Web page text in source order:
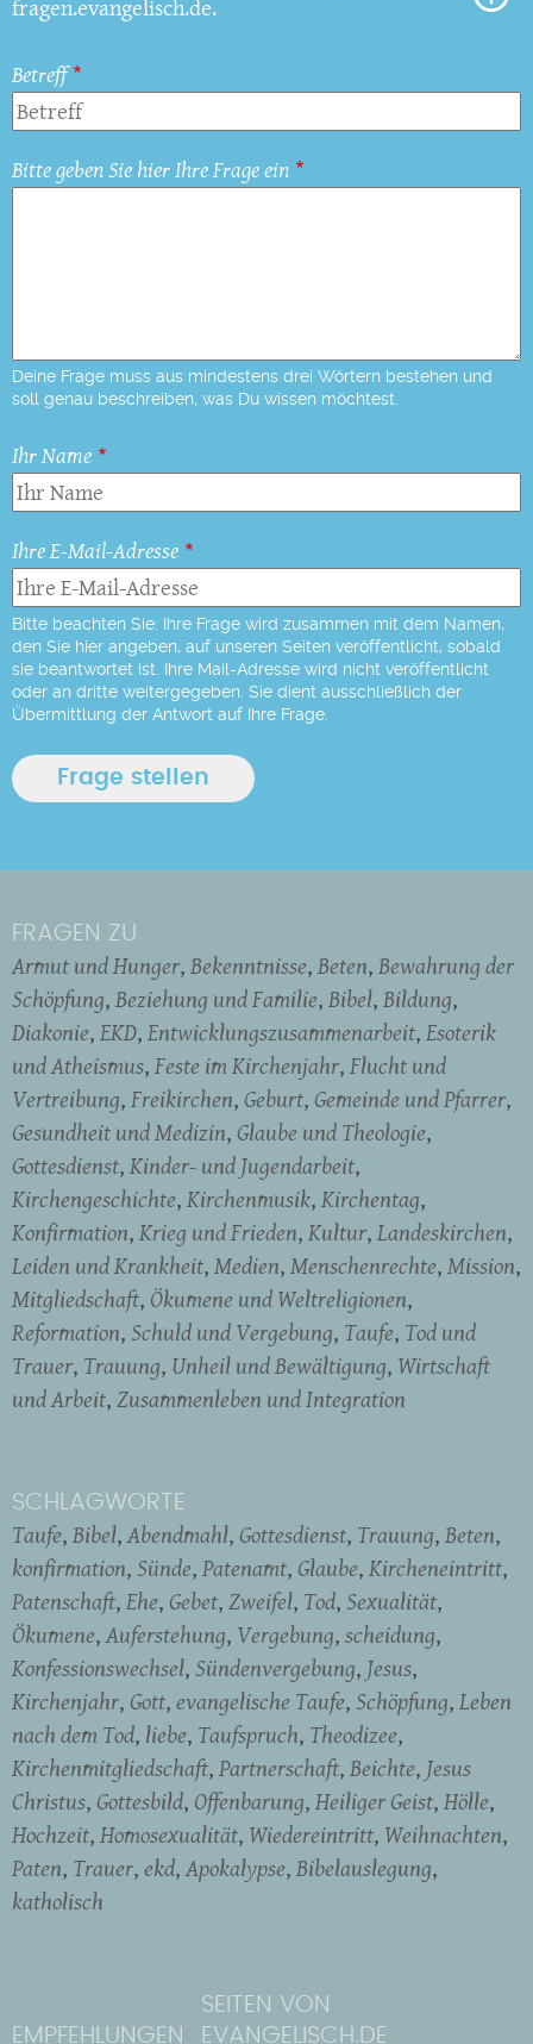
fragen.evangelisch.de.
Betreff
Bitte geben Sie hier Ihre Frage ein
Deine Frage muss aus mindestens drei Wörtern bestehen und
soll genau beschreiben, was Du wissen möchtest.
Ihr Name
Ihre E-Mail-Adresse
Bitte beachten Sie: Ihre Frage wird zusammen mit dem Namen,
den Sie hier angeben, auf unseren Seiten veröffentlicht, sobald
sie beantwortet ist. Ihre Mail-Adresse wird nicht veröffentlicht
oder an dritte weitergegeben. Sie dient ausschließlich der
Übermittlung der Antwort auf Ihre Frage.
FRAGEN ZU
Armut und Hunger Bekenntnisse Beten Bewahrung der
Schöpfung Beziehung und Familie Bibel Bildung
Diakonie EKD Entwicklungszusammenarbeit Esoterik
und Atheismus Feste im Kirchenjahr Flucht und
Vertreibung Freikirchen Geburt Gemeinde und Pfarrer
Gesundheit und Medizin Glaube und Theologie
Gottesdienst Kinder- und Jugendarbeit
Kirchengeschichte Kirchenmusik Kirchentag
Konfirmation Krieg und Frieden Kultur Landeskirchen
Leiden und Krankheit Medien Menschenrechte Mission
Mitgliedschaft Ökumene und Weltreligionen
Reformation Schuld und Vergebung Taufe Tod und
Trauer Trauung Unheil und Bewältigung Wirtschaft
und Arbeit Zusammenleben und Integration
SCHLAGWORTE
Taufe Bibel Abendmahl Gottesdienst Trauung Beten
konfirmation Sünde Patenamt Glaube Kircheneintritt
Patenschaft Ehe Gebet Zweifel Tod Sexualität
Ökumene Auferstehung Vergebung scheidung
Konfessionswechsel Sündenvergebung Jesus
Kirchenjahr Gott evangelische Taufe Schöpfung Leben
nach dem Tod liebe Taufspruch Theodizee
Kirchenmitgliedschaft Partnerschaft Beichte Jesus
Christus Gottesbild Offenbarung Heiliger Geist Hölle
Hochzeit Homosexualität Wiedereintritt Weihnachten
Paten Trauer ekd Apokalypse Bibelauslegung
katholisch
EMPFEHLUNGEN
SEITEN VON
EVANGELISCH.DE